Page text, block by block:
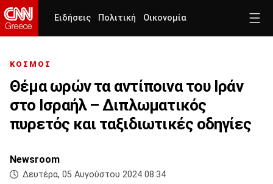
Ειδήσεις Πολιτική Οικονομία
ΚΟΣΜΟΣ
Θέμα ωρών τα αντίποινα του Ιράν
στο Ισραήλ – Διπλωματικός
πυρετός και ταξιδιωτικές οδηγίες
Newsroom
Δευτέρα, 05 Αυγούστου 2024 08:34